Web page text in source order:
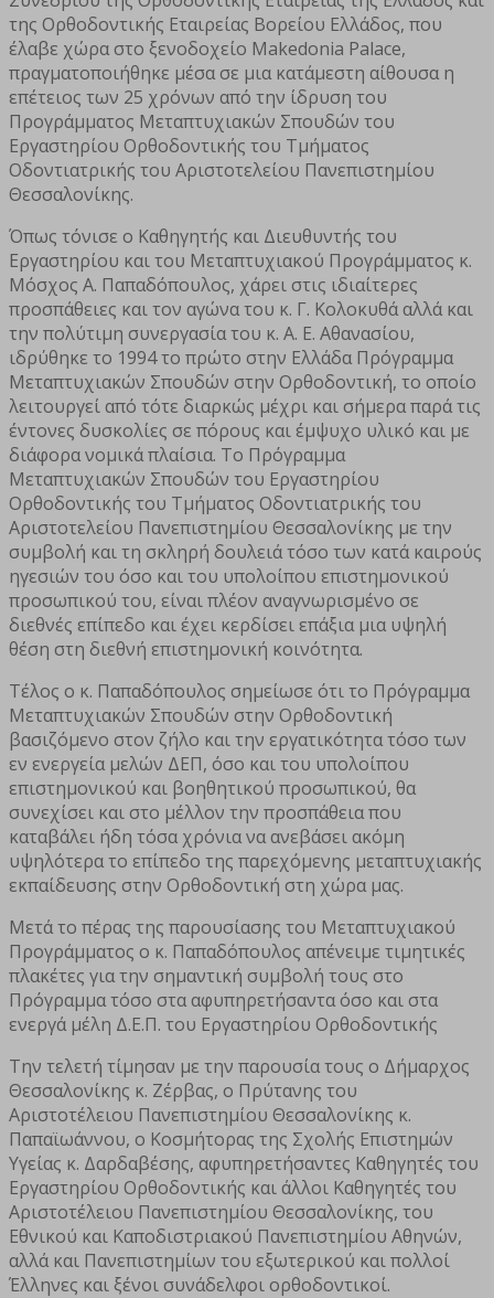
της Ορθοδοντικής Εταιρείας Βορείου Ελλάδος, που
έλαβε χώρα στο ξενοδοχείο Makedonia Palace,
πραγματοποιήθηκε μέσα σε μια κατάμεστη αίθουσα η
επέτειος των 25 χρόνων από την ίδρυση του
Προγράμματος Μεταπτυχιακών Σπουδών του
Εργαστηρίου Ορθοδοντικής του Τμήματος
Οδοντιατρικής του Αριστοτελείου Πανεπιστημίου
Θεσσαλονίκης.
Όπως τόνισε ο Καθηγητής και Διευθυντής του
Εργαστηρίου και του Μεταπτυχιακού Προγράμματος κ.
Μόσχος Α. Παπαδόπουλος, χάρει στις ιδιαίτερες
προσπάθειες και τον αγώνα του κ. Γ. Κολοκυθά αλλά και
την πολύτιμη συνεργασία του κ. Α. Ε. Αθανασίου,
ιδρύθηκε το 1994 το πρώτο στην Ελλάδα Πρόγραμμα
Μεταπτυχιακών Σπουδών στην Ορθοδοντική, το οποίο
λειτουργεί από τότε διαρκώς μέχρι και σήμερα παρά τις
έντονες δυσκολίες σε πόρους και έμψυχο υλικό και με
διάφορα νομικά πλαίσια. Το Πρόγραμμα
Μεταπτυχιακών Σπουδών του Εργαστηρίου
Ορθοδοντικής του Τμήματος Οδοντιατρικής του
Αριστοτελείου Πανεπιστημίου Θεσσαλονίκης με την
συμβολή και τη σκληρή δουλειά τόσο των κατά καιρούς
ηγεσιών του όσο και του υπολοίπου επιστημονικού
προσωπικού του, είναι πλέον αναγνωρισμένο σε
διεθνές επίπεδο και έχει κερδίσει επάξια μια υψηλή
θέση στη διεθνή επιστημονική κοινότητα.
Τέλος ο κ. Παπαδόπουλος σημείωσε ότι το Πρόγραμμα
Μεταπτυχιακών Σπουδών στην Ορθοδοντική
βασιζόμενο στον ζήλο και την εργατικότητα τόσο των
εν ενεργεία μελών ΔΕΠ, όσο και του υπολοίπου
επιστημονικού και βοηθητικού προσωπικού, θα
συνεχίσει και στο μέλλον την προσπάθεια που
καταβάλει ήδη τόσα χρόνια να ανεβάσει ακόμη
υψηλότερα το επίπεδο της παρεχόμενης μεταπτυχιακής
εκπαίδευσης στην Ορθοδοντική στη χώρα μας.
Μετά το πέρας της παρουσίασης του Μεταπτυχιακού
Προγράμματος ο κ. Παπαδόπουλος απένειμε τιμητικές
πλακέτες για την σημαντική συμβολή τους στο
Πρόγραμμα τόσο στα αφυπηρετήσαντα όσο και στα
ενεργά μέλη Δ.Ε.Π. του Εργαστηρίου Ορθοδοντικής
Την τελετή τίμησαν με την παρουσία τους ο Δήμαρχος
Θεσσαλονίκης κ. Ζέρβας, ο Πρύτανης του
Αριστοτέλειου Πανεπιστημίου Θεσσαλονίκης κ.
Παπαϊωάννου, ο Κοσμήτορας της Σχολής Επιστημών
Υγείας κ. Δαρδαβέσης, αφυπηρετήσαντες Καθηγητές του
Εργαστηρίου Ορθοδοντικής και άλλοι Καθηγητές του
Αριστοτέλειου Πανεπιστημίου Θεσσαλονίκης, του
Εθνικού και Καποδιστριακού Πανεπιστημίου Αθηνών,
αλλά και Πανεπιστημίων του εξωτερικού και πολλοί
Έλληνες και ξένοι συνάδελφοι ορθοδοντικοί.